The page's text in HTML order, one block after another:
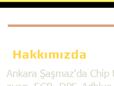
Hakkımızda
Ankara Şaşmaz'da Chip